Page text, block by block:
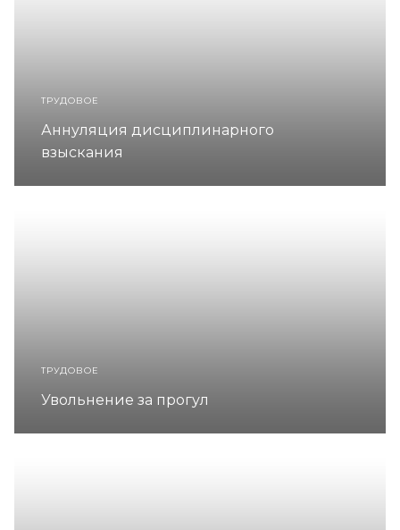
ТРУДОВОЕ
Аннуляция дисциплинарного
взыскания
ТРУДОВОЕ
Увольнение за прогул